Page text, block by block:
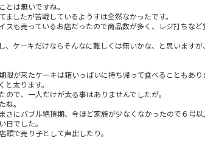
は無いですね。
したが苦戦しているようすは全然なかったです。
スも売っているお店だったので商品数が多く、レジ打ちな
、ケーキだけならそんなに難しくは無いかな、と思います
限が来たケーキは箱いっぱいに持ち帰って食べることもあり
太ります。
で、一人だけが太る事はありませんでしたが。
。
さにバブル絶頂期、今ほど家族が少なくなかったので６号
日でした。
で売り子として声出したり。